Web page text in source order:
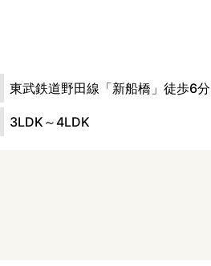
東武鉄道野田線「新船橋」徒歩6分
3LDK～4LDK